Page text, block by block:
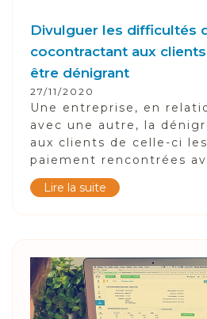
Divulguer les difficultés
cocontractant aux
être dénigrant
27/11/2020
Une entreprise, en
avec une autre, la
aux clients de celle-ci
paiement rencontrées
Lire la suite